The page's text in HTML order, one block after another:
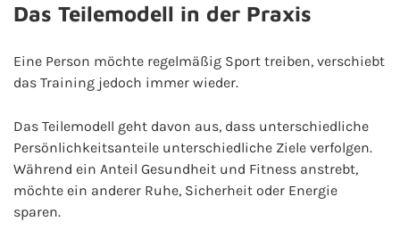
Das Teilemodell in der Praxis
Eine Person möchte regelmäßig Sport treiben, verschiebt
das Training jedoch immer wieder.
Das Teilemodell geht davon aus, dass unterschiedliche
Persönlichkeitsanteile unterschiedliche Ziele verfolgen.
Während ein Anteil Gesundheit und Fitness anstrebt,
möchte ein anderer Ruhe, Sicherheit oder Energie
sparen.